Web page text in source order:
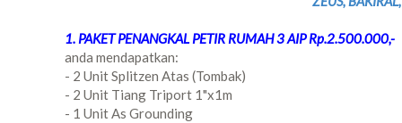
1. PAKET PENANGKAL PETIR RUMAH 3 AIP Rp.2.500.000,-
anda mendapatkan:
- 2 Unit Splitzen Atas (Tombak)
- 2 Unit Tiang Triport 1"x1m
- 1 Unit As Grounding